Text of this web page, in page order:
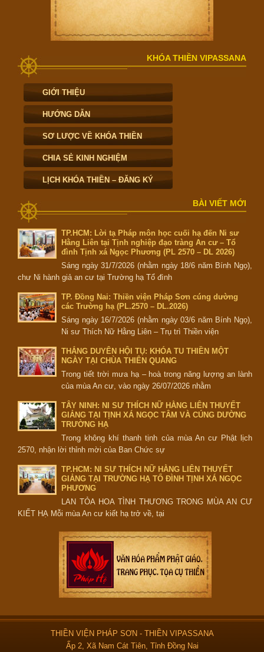
KHÓA THIỀN VIPASSANA
GIỚI THIỆU
HƯỚNG DẪN
SƠ LƯỢC VỀ KHÓA THIỀN
CHIA SẺ KINH NGHIỆM
LỊCH KHÓA THIỀN – ĐĂNG KÝ
BÀI VIẾT MỚI
TP.HCM: Lời tạ Pháp môn học cuối hạ đến Ni sư
Hằng Liên tại Tịnh nghiệp đạo tràng An cư – Tổ
đình Tịnh xá Ngọc Phương (PL 2570 – DL 2026)
Sáng ngày 31/7/2026 (nhằm ngày 18/6 năm Bính Ngọ),
chư Ni hành giả an cư tại Trường hạ Tổ đình
TP. Đồng Nai: Thiền viện Pháp Sơn cúng dường
các Trường hạ (PL.2570 – DL.2026)
Sáng ngày 16/7/2026 (nhằm ngày 03/6 năm Bính Ngọ),
Ni sư Thích Nữ Hằng Liên – Trụ trì Thiền viện
THẮNG DUYÊN HỘI TỤ: KHÓA TU THIỀN MỘT
NGÀY TẠI CHÙA THIÊN QUANG
Trong tiết trời mưa hạ – hoà trong năng lượng an lành
của mùa An cư, vào ngày 26/07/2026 nhằm
TÂY NINH: NI SƯ THÍCH NỮ HẰNG LIÊN THUYẾT
GIẢNG TẠI TỊNH XÁ NGỌC TÂM VÀ CÚNG DƯỜNG
TRƯỜNG HẠ
Trong không khí thanh tịnh của mùa An cư Phật lịch
2570, nhận lời thỉnh mời của Ban Chức sự
TP.HCM: NI SƯ THÍCH NỮ HẰNG LIÊN THUYẾT
GIẢNG TẠI TRƯỜNG HẠ TỔ ĐÌNH TỊNH XÁ NGỌC
PHƯƠNG
LAN TỎA HOA TÌNH THƯƠNG TRONG MÙA AN CƯ
KIẾT HẠ Mỗi mùa An cư kiết hạ trở về, tại
THIỀN VIỆN PHÁP SƠN - THIỀN VIPASSANA
Ấp 2, Xã Nam Cát Tiên, Tỉnh Đồng Nai